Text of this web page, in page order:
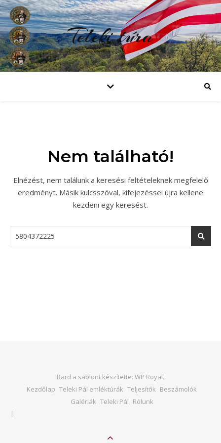
Teleki túra
Nem található!
Elnézést, nem találunk a keresési feltételeknek megfelelő
eredményt. Másik kulcsszóval, kifejezéssel újra kellene
kezdeni egy keresést.
Bard a sablont készítette: WP Royal.
Kezdőlap Teleki Pál emléktúrák Teljesítők Beszámolók
Galériák Teleki Pál Rólunk